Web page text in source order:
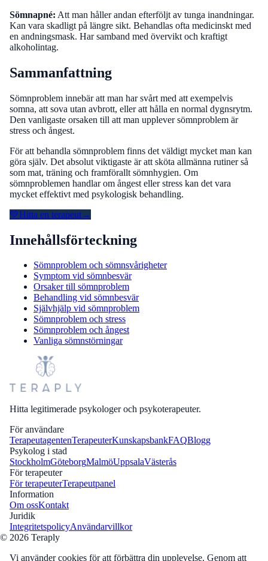
Sömnapné: Att man håller andan efterföljt av tunga inandningar.
Kan vara skadligt på längre sikt. Behandlas ofta medicinskt med
en andningsmask. Har samband med övervikt och kraftigt
alkoholintag.
Sammanfattning
Sömnproblem innebär att man har svårt med att exempelvis
somna, att sova utan avbrott, eller att hålla en normal dygnsrytm.
Den vanligaste orsaken till att man upplever sömnproblem är
stress och ångest.
För att behandla sömnproblem finns det väldigt mycket man kan
göra själv. Det absolut viktigaste är att sköta allmänna rutiner så
som mat, träning och framförallt sömnhygien. Om
sömnproblemen handlar om ångest eller stress kan det vara
mycket effektivt med psykologisk behandling.
💚Hitta en terapeut→
Innehållsförteckning
Sömnproblem och sömnsvårigheter
Symptom vid sömnbesvär
Orsaker till sömnproblem
Behandling vid sömnbesvär
Självhjälp vid sömnproblem
Sömnproblem och stress
Sömnproblem och ångest
Vanliga sömnstörningar
Hitta legitimerade psykologer och psykoterapeuter.
För användare
TerapeutagentenTerapeuterKunskapsbankFAQBlogg
Psykolog i stad
StockholmGöteborgMalmöUppsalaVästerås
För terapeuter
För terapeuterTerapeutpanel
Information
Om ossKontakt
Juridik
IntegritetspolicyAnvändarvillkor
© 2026 Teraply
Vi använder cookies för att förbättra din upplevelse. Genom att